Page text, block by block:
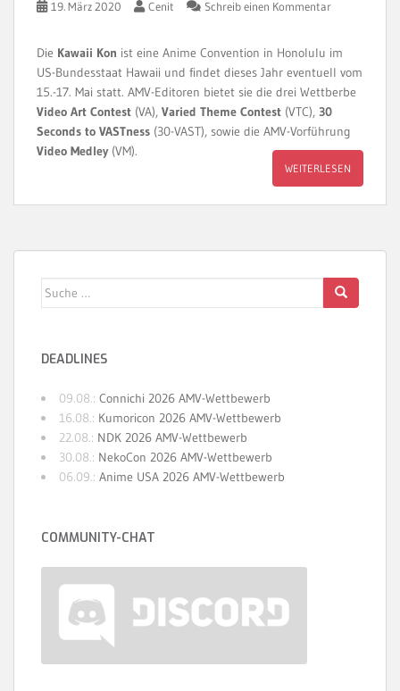
19. März 2020 Cenit Schreib einen Kommentar
Die Kawaii Kon ist eine Anime Convention in Honolulu im
US-Bundesstaat Hawaii und findet dieses Jahr eventuell vom
15.-17. Mai statt. AMV-Editoren bietet sie die drei Wettberbe
Video Art Contest (VA), Varied Theme Contest (VTC), 30
Seconds to VASTness (30-VAST), sowie die AMV-Vorführung
Video Medley(VM).
WEITERLESEN
Suche
DEADLINES
09.08.: Connichi 2026 AMV-Wettbewerb
16.08.: Kumoricon 2026 AMV-Wettbewerb
22.08.: NDK 2026 AMV-Wettbewerb
30.08.: NekoCon 2026 AMV-Wettbewerb
06.09.: Anime USA 2026 AMV-Wettbewerb
COMMUNITY-CHAT